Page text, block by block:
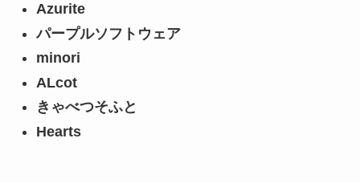
Azurite
パープルソフトウェア
minori
ALcot
きゃべつそふと
Hearts